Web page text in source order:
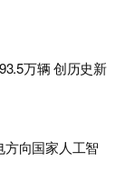
万辆 创历史新
向国家人工智